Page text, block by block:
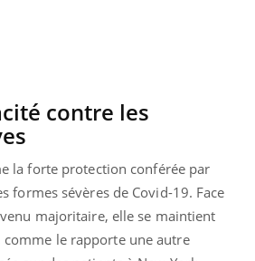
contre les
la forte protection conférée par
formes sévères de Covid-19. Face
majoritaire, elle se maintient
comme le rapporte une autre